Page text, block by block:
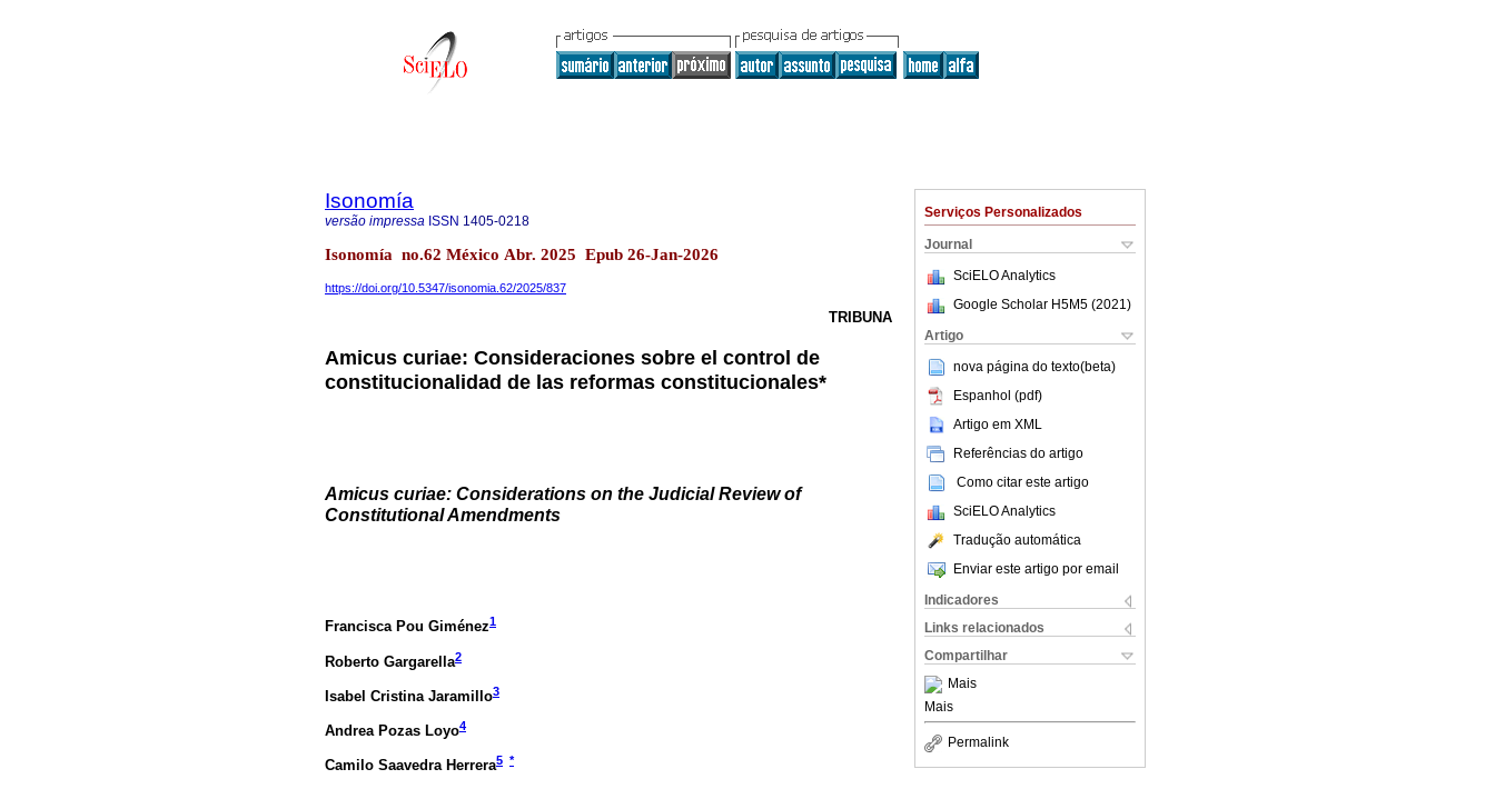
Serviços Personalizados
Journal
SciELO Analytics
Google Scholar H5M5 (2021 )
Artigo
nova página do texto(beta)
Espanhol (pdf)
Artigo em XML
Referências do artigo
Como citar este artigo
SciELO Analytics
Tradução automática
Enviar este artigo por email
Indicadores
Links relacionados
Compartilhar
Mais
Mais
Permalink
Isonomía
versão impressa ISSN 1405-0218
Isonomía no.62 México Abr. 2025 Epub 26-Jan-2026
https://doi.org/10.5347/isonomia.62/2025/837
TRIBUNA
Amicus curiae: Consideraciones sobre el control de
constitucionalidad de las reformas constitucionales*
Amicus curiae: Considerations on the Judicial Review of
Constitutional Amendments
Francisca Pou Giménez1
Roberto Gargarella2
Isabel Cristina Jaramillo3
Andrea Pozas Loyo4
Camilo Saavedra Herrera5 *